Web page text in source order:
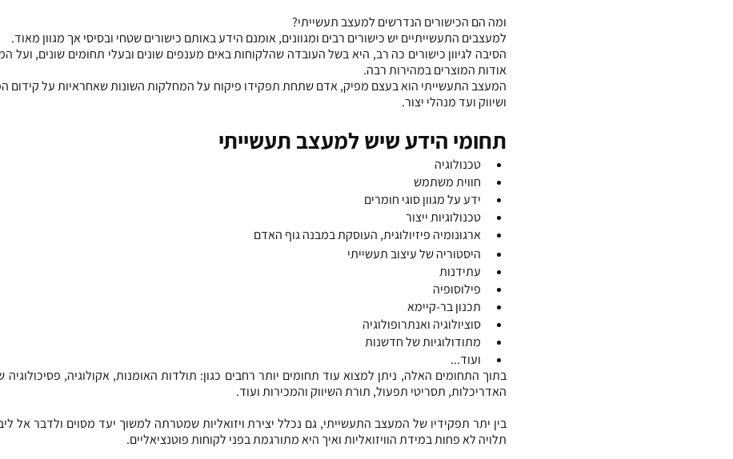
ומה הם הכישורים הנדרשים למעצב תעשייתי?
למעצבים התעשייתיים יש כישורים רבים ומגוונים, אומנם הידע באותם כישורים שטחי ובסיסי אך מגוון מאוד.
אודות המוצרים במהירות רבה.
ושיווק ועד מנהלי יצור.
תחומי הידע שיש למעצב תעשייתי
טכנולוגיה
חווית משתמש
ידע על מגוון סוגי חומרים
טכנולוגיות ייצור
ארגונומיה פיזיולוגית, העוסקת במבנה גוף האדם
היסטוריה של עיצוב תעשייתי
עתידנות
פילוסופיה
תכנון בר-קיימא
סוציולוגיה ואנתרופולוגיה
מתודולוגיות של חדשנות
ועוד...
האדריכלות, תסריטי תפעול, תורת השיווק והמכירות ועוד.
תלויה לא פחות במידת הוויזואליות ואיך היא מתורגמת בפני לקוחות פוטנציאליים.